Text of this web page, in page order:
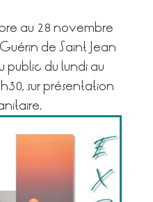
au 28 novembre
Guérin de Saint Jean
public du lundi au
sur présentation